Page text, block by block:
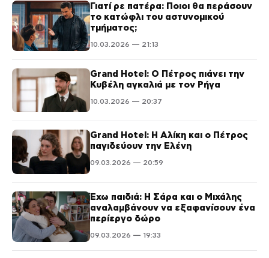
Γιατί ρε πατέρα: Ποιοι θα περάσουν
το κατώφλι του αστυνομικού
τμήματος;
10.03.2026 — 21:13
Grand Hotel: Ο Πέτρος πιάνει την
Κυβέλη αγκαλιά με τον Ρήγα
10.03.2026 — 20:37
Grand Hotel: Η Αλίκη και ο Πέτρος
παγιδεύουν την Ελένη
09.03.2026 — 20:59
Έχω παιδιά: Η Σάρα και ο Μιχάλης
αναλαμβάνουν να εξαφανίσουν ένα
περίεργο δώρο
09.03.2026 — 19:33